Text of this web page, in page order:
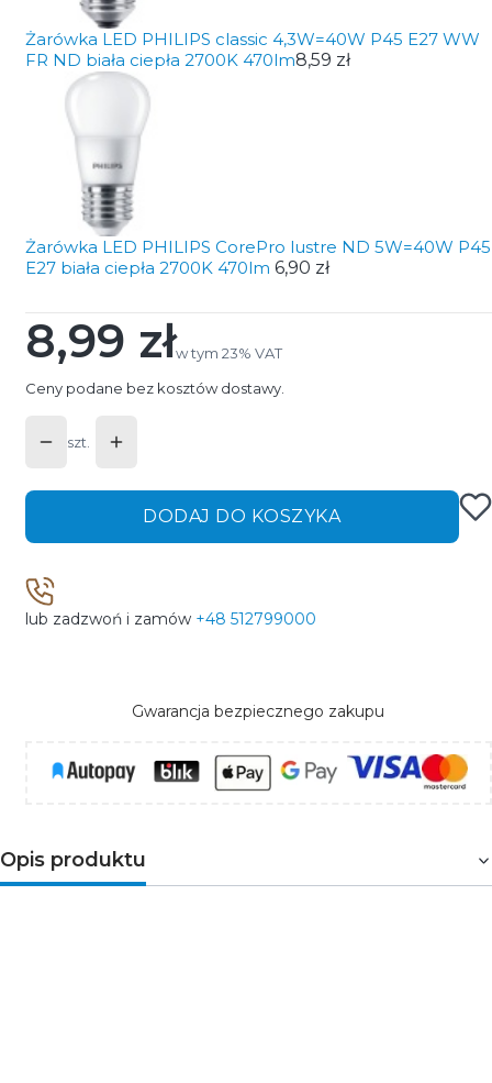
Żarówka LED PHILIPS classic 4,3W=40W P45 E27 WW
FR ND biała ciepła 2700K 470lm8,59 zł
Żarówka LED PHILIPS CorePro lustre ND 5W=40W P45
E27 biała ciepła 2700K 470lm 6,90 zł
Cena
8,99 złw tym 23% VAT
w tym 23% VAT
Ceny podane bez kosztów dostawy.
szt.
DODAJ DO KOSZYKA
lub zadzwoń i zamów +48 512799000
Gwarancja bezpiecznego zakupu
Opis produktu